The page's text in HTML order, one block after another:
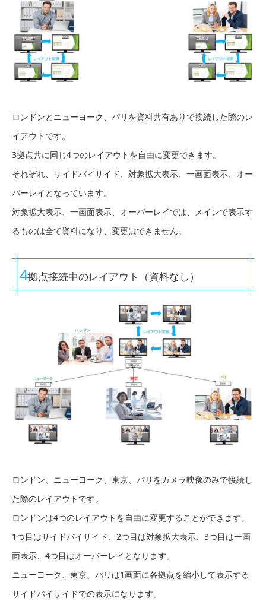
ロンドンとニューヨーク、パリを資料共有ありで接続した際のレ
イアウトです。
3拠点共に同じ4つのレイアウトを自由に変更できます。
それぞれ、サイドバイサイド、対象拡大表示、一画面表示、オー
バーレイとなっています。
対象拡大表示、一画面表示、オーバーレイでは、メインで表示す
るものは全て資料になり、変更はできません。
4拠点接続中のレイアウト（資料なし）
ロンドン、ニューヨーク、東京、パリをカメラ映像のみで接続し
た際のレイアウトです。
ロンドンは4つのレイアウトを自由に変更することができます。
1つ目はサイドバイサイド、2つ目は対象拡大表示、3つ目は一画
面表示、4つ目はオーバーレイとなります。
ニューヨーク、東京、パリは1画面に各拠点を縮小して表示する
サイドバイサイドでの表示になります。